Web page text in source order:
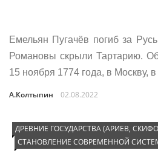
Емельян Пугачёв погиб за
Романовы скрыли Тартарию.
15 ноября 1774 года, в Москву, в
А.Колтыпин 02.08.2022
ДРЕВНИЕ ГОСУДАРСТВА (АРИЕВ,
СТАНОВЛЕНИЕ СОВРЕМЕННОЙ